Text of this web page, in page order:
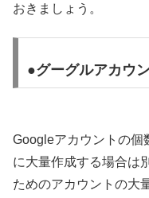
おきましょう。
●グーグルアカウ
Googleアカウントの個
に大量作成する場合は
ためのアカウントの大